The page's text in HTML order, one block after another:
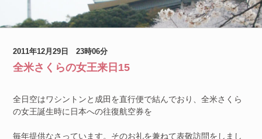
2011年12月29日 23時06分
全米さくらの女王来日15
全日空はワシントンと成田を直行便で結んでおり、全米さくら
の女王誕生時に日本への往復航空券を
毎年提供なさっています。そのお礼を兼ねて表敬訪問をしまし